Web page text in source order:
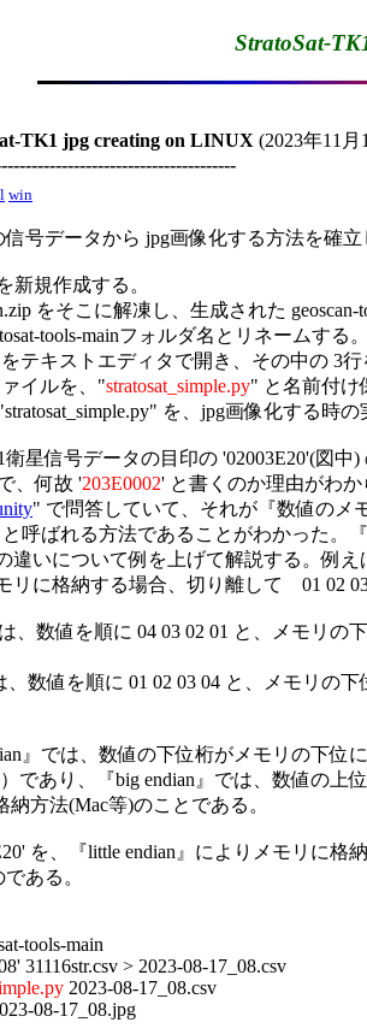
StratoSat-
TK1 jpg creating on LINUX (2023年11月
win
信号データから jpg画像化する方法を確
新規作成する。
をそこに解凍し、生成された geoscan-
tools-mainフォルダ名とリネームする
をテキストエディタで開き、その中の 3
イルを、"stratosat_simple.py" と名前付け
を、jpg画像化する時
衛星信号データの目印の '02003E20'(図中
、何故 '203E0002' と書くのか理由がわ
" で問答していて、それが『数値のメ
と呼ばれる方法であることがわかった。
違いについて例を上げて解説する。例
リに格納する場合、切り離して　01 02
、数値を順に 04 03 02 01 と、メモリの
、数値を順に 01 02 03 04 と、メモリの
』では、数値の下位桁がメモリの下位
であり、『big endian』では、数値の上
方法(Mac等)のことである。
を、『little endian』によりメモリに格
ある。
tools-main
31116str.csv > 2023-08-17_08.csv
2023-08-17_08.csv
08-17_08.jpg